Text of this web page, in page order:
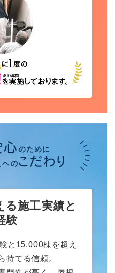
る施工実績と
験
と15,000棟を超え
持てる信頼。